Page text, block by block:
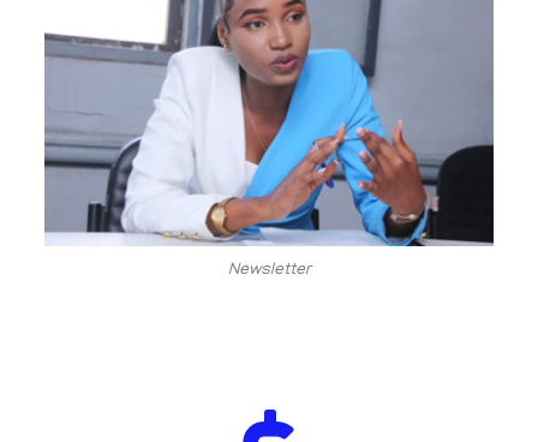
Newsletter